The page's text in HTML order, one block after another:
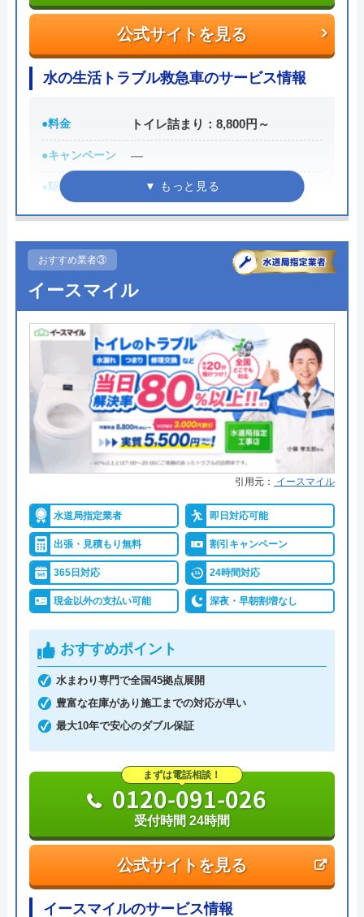
トラブルの原因や作業例などが分かりやすく記載さ
れており、依頼の際も安心できますね。候補のひと
つにしてみてください。
りますので、相談する際は必ず電話で相談し、その
際には必ず「サイトを見た」と伝えましょう。
公式サイトを見る
まずは電話相談！
0120-221-611
受付時間 24時間 年中無休
ハウスラボホームの基本情報
運営会社 株式会社ハウスラボ
代表者 勝島崇裕
創業・設立
東京都文京区本郷5-1-11
対応エリア 全国33拠点
対応エリア詳
細
公式サイトを見る
水の生活トラブル救急車のサービス情報
●料金 トイレ詰まり：8,800円～
●キャンペーン ―
●駆けつけ時間 最短30分
●受付時間 24時間
●定休日
●出張見積もり
見積もり無料 ※お見積りの為にお
伺いは致しません
●支払い方法
現金・集金・銀行振込・クレジッ
トカード
●累計実績 ―
●保証・保険 最大5年の保証あり
詳細は公式HPでご確認ください
水の生活トラブル救急車は全国40都道府県を対応エ
リアとしており、またトイレやキッチン、お風呂な
ど水まわり設備全般の修理が可能な、誰でも相談し
やすい水道業者です。
水道局指定給水装置工事事業者であり、経験豊富な
熟練スタッフが訪問してくれるため、技術面に関し
ては信頼出来ますし、最短30分での駆けつけや見積
もりは無料の面も加味すると、相見積もりに利用し
たい業者の一つです。
公式サイトを見る
0120-896-893
受付時間 24時間
水の生活トラブル救急車の基本情報
おすすめ業者③
イースマイル
引用元： イースマイル
水道局指定業者 即日対応可能
出張・見積もり無料 割引キャンペーン
365日対応 24時間対応
現金以外の支払い可能 深夜・早朝割増なし
おすすめポイント
水まわり専門で全国45拠点展開
豊富な在庫があり施工までの対応が早い
最大10年で安心のダブル保証
公式サイトを見る
まずは電話相談！
0120-091-026
受付時間 24時間
イースマイルのサービス情報